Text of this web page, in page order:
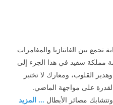
بين الفانتازيا والمغامرات
مملكة سفيد في هذا الجزء إلى
القلوب، ومعارك لا تختبر
على مواجهة الماضي.
مصائر الأبطال ... المزيد